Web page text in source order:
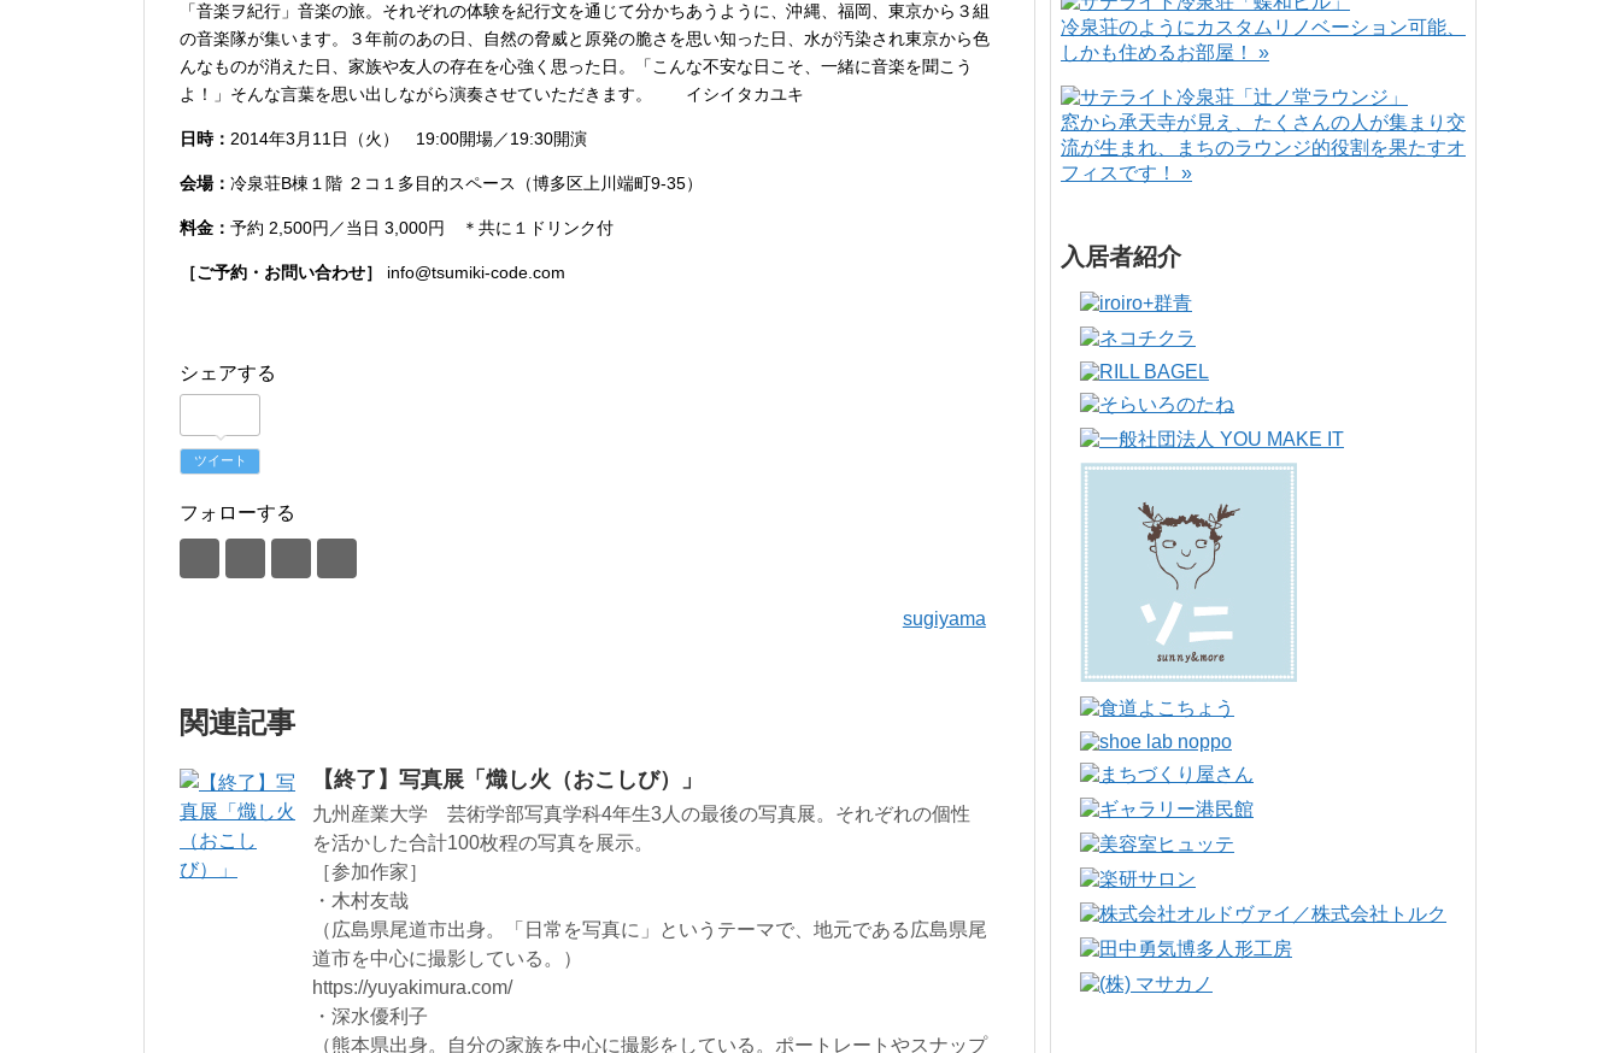
「音楽ヲ紀行」音楽の旅。それぞれの体験を紀行文を通じて分かちあうように、沖縄、福岡、東京から３組
の音楽隊が集います。３年前のあの日、自然の脅威と原発の脆さを思い知った日、水が汚染され東京から色
んなものが消えた日、家族や友人の存在を心強く思った日。「こんな不安な日こそ、一緒に音楽を聞こう
よ！」そんな言葉を思い出しながら演奏させていただきます。 イシイタカユキ
日時： 2014年3月11日（火） 19:00開場／19:30開演
会場： 冷泉荘B棟１階 ２コ１多目的スペース（博多区上川端町9-35）
料金： 予約 2,500円／当日 3,000円 ＊共に１ドリンク付
［ご予約・お問い合わせ］ info@tsumiki-code.com
シェアする
ツイート
フォローする
sugiyama
関連記事
【終了】写真展「熾し火（おこしび）」
九州産業大学 芸術学部写真学科4年生3人の最後の写真展。それぞれの個性
を活かした合計100枚程の写真を展示。
［参加作家］
・木村友哉
（広島県尾道市出身。「日常を写真に」というテーマで、地元である広島県尾
道市を中心に撮影している。）
https://yuyakimura.com/
・深水優利子
（熊本県出身。自分の家族を中心に撮影をしている。ポートレートやスナップ
冷泉荘のようにカスタムリノベーション可能、
しかも住めるお部屋！ »
窓から承天寺が見え、たくさんの人が集まり交
流が生まれ、まちのラウンジ的役割を果たすオ
フィスです！ »
入居者紹介